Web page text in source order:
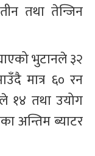
तथा तेन्जिन
भुटानले ३२
मात्र ६० रन
१४ तथा उयोग
अन्तिम ब्याटर